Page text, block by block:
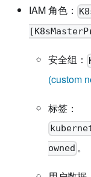
IAM 角色：
安全组：
(custom
标签：
owned 。